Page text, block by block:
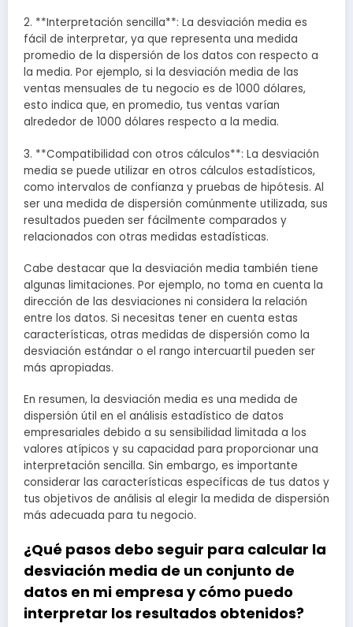
2. **Interpretación sencilla**: La desviación media es
fácil de interpretar, ya que representa una medida
promedio de la dispersión de los datos con respecto a
la media. Por ejemplo, si la desviación media de las
ventas mensuales de tu negocio es de 1000 dólares,
esto indica que, en promedio, tus ventas varían
alrededor de 1000 dólares respecto a la media.
3. **Compatibilidad con otros cálculos**: La desviación
media se puede utilizar en otros cálculos estadísticos,
como intervalos de confianza y pruebas de hipótesis. Al
ser una medida de dispersión comúnmente utilizada, sus
resultados pueden ser fácilmente comparados y
relacionados con otras medidas estadísticas.
Cabe destacar que la desviación media también tiene
algunas limitaciones. Por ejemplo, no toma en cuenta la
dirección de las desviaciones ni considera la relación
entre los datos. Si necesitas tener en cuenta estas
características, otras medidas de dispersión como la
desviación estándar o el rango intercuartil pueden ser
más apropiadas.
En resumen, la desviación media es una medida de
dispersión útil en el análisis estadístico de datos
empresariales debido a su sensibilidad limitada a los
valores atípicos y su capacidad para proporcionar una
interpretación sencilla. Sin embargo, es importante
considerar las características específicas de tus datos y
tus objetivos de análisis al elegir la medida de dispersión
más adecuada para tu negocio.
¿Qué pasos debo seguir para calcular la
desviación media de un conjunto de
datos en mi empresa y cómo puedo
interpretar los resultados obtenidos?